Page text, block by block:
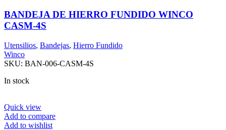
BANDEJA DE HIERRO FUNDIDO WINCO
CASM-4S
Utensilios, Bandejas, Hierro Fundido
Winco
SKU: BAN-006-CASM-4S
In stock
Quick view
Add to compare
Add to wishlist